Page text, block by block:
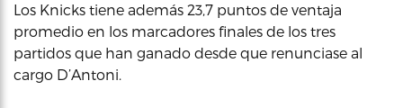
Los Knicks tiene además 23,7 puntos de ventaja
promedio en los marcadores finales de los tres
partidos que han ganado desde que renunciase al
cargo D’Antoni.